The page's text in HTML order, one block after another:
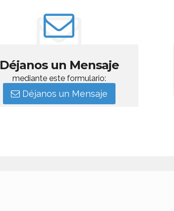
Déjanos un Mensaje
mediante este formulario:
Déjanos un Mensaje